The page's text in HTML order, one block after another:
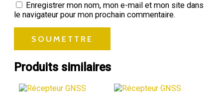
Enregistrer mon nom, mon e-mail et mon site dans
le navigateur pour mon prochain commentaire.
Produits similaires